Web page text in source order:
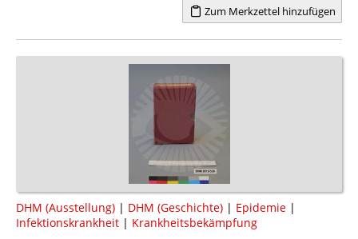
Zum Merkzettel hinzufügen
DHM (Ausstellung) | DHM (Geschichte) | Epidemie |
Infektionskrankheit | Krankheitsbekämpfung